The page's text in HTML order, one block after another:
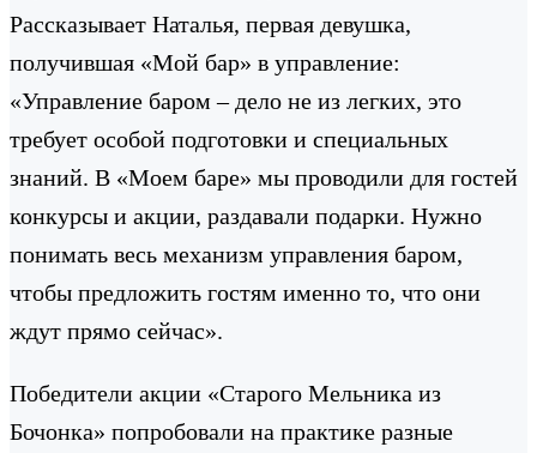
Рассказывает Наталья, первая девушка,
получившая «Мой бар» в управление:
«Управление баром – дело не из легких, это
требует особой подготовки и специальных
знаний. В «Моем баре» мы проводили для гостей
конкурсы и акции, раздавали подарки. Нужно
понимать весь механизм управления баром,
чтобы предложить гостям именно то, что они
ждут прямо сейчас».
Победители акции «Старого Мельника из
Бочонка» попробовали на практике разные